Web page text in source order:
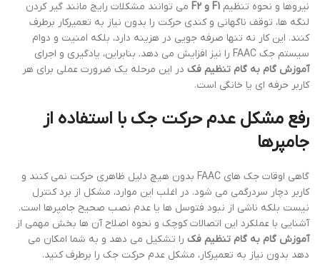
نیروها و نحوه تنظیم F1 و F2
می توانند مشکلات رایج مانند گیر کردن
لنگه ها، توقف ناگهانی و کندی حرکت را بدون نیاز به تعمیرکار برطرف
کنند. این کار نه تنها صرفه جویی در هزینه دارد، بلکه امنیت و دوام
سیستم جک FAAC را نیز افزایش می دهد. بنابراین، یادگیری و اجرای
آموزش گام به گام تنظیم فک در این مرحله یک ضرورت عملی برای هر
کاربر حرفه ای یا خانگی است.
رفع مشکل عدم حرکت جک با استفاده از
جامپرها
گاهی اوقات جک های FAAC بدون هیچ دلیل ظاهری حرکت نمی کنند و
کاربر دچار سردرگمی می شود. در اغلب این موارد، مشکل از برد کنترل
نیست بلکه ناشی از نبود فتوسل ها یا عدم نصب صحیح جامپرها است.
آشنایی با عملکرد این اتصالات کوچک و نحوه اصلاح آن ها بخش مهمی از
آموزش گام به گام تنظیم فک را تشکیل می دهد و به شما امکان می
دهد بدون نیاز به تعمیرکار، مشکل عدم حرکت جک را برطرف کنید.